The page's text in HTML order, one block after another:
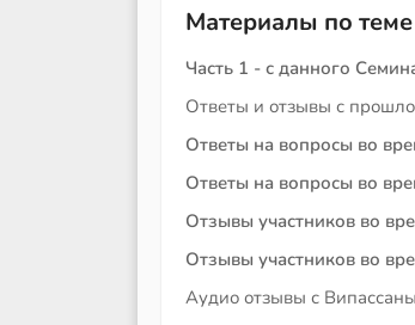
Материалы по теме
Часть 1 - с данного
Ответы и отзывы с
Ответы на вопросы во
Ответы на вопросы во
Отзывы участников во
Отзывы участников во
Аудио отзывы с